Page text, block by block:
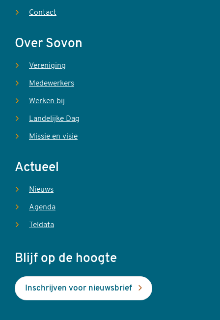
Contact
Over Sovon
Vereniging
Medewerkers
Werken bij
Landelijke Dag
Missie en visie
Actueel
Nieuws
Agenda
Teldata
Blijf op de hoogte
Inschrijven voor nieuwsbrief